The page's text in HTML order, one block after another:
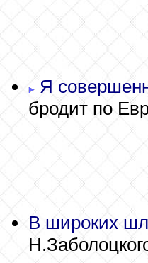
Я
бродит по
В широких